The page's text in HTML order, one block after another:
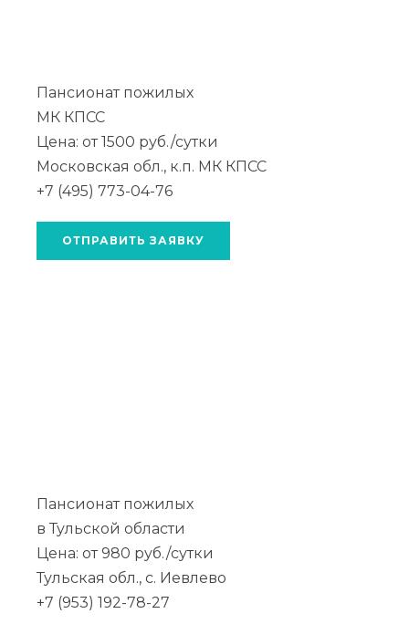
Пансионат пожилых
МК КПСС
Цена: от 1500 руб./сутки
Московская обл., к.п. МК КПСС
+7 (495) 773-04-76
ОТПРАВИТЬ ЗАЯВКУ
Пансионат пожилых
в Тульской области
Цена: от 980 руб./сутки
Тульская обл., с. Иевлево
+7 (953) 192-78-27